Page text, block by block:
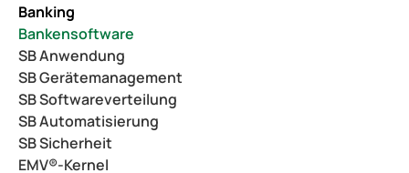
Banking
Bankensoftware
SB Anwendung
SB Gerätemanagement
SB Softwareverteilung
SB Automatisierung
SB Sicherheit
EMV®-Kernel